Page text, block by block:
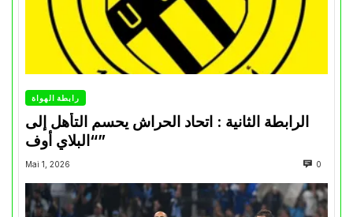
رابطة الهواة
الرابطة الثانية : اتحاد الحراش يحسم التأهل إلى
“البلاي أوف”
Mai 1, 2026 0